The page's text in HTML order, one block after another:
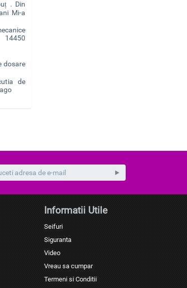
. Din
Mi-a
dosare
de
Informatii Utile
Seifuri
Siguranta
Video
Vreau sa cumpar
Termeni si Conditii